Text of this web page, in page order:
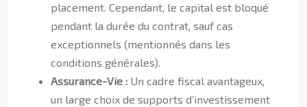
placement. Cependant, le capital est bloqué
pendant la durée du contrat, sauf cas
exceptionnels (mentionnés dans les
conditions générales).
Assurance-Vie : Un cadre fiscal avantageux,
un large choix de supports d’investissement